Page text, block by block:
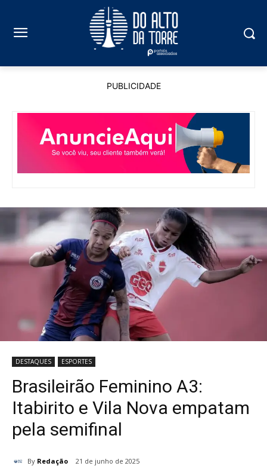
PUBLICIDADE
DESTAQUES ESPORTES
Brasileirão Feminino A3:
Itabirito e Vila Nova empatam
pela semifinal
By Redação 21 de junho de 2025